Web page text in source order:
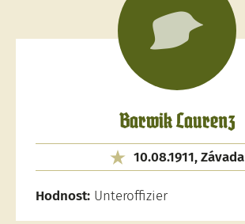
Barwik Laurenz
10.08.1911, Závada
Hodnost: Unteroffizier